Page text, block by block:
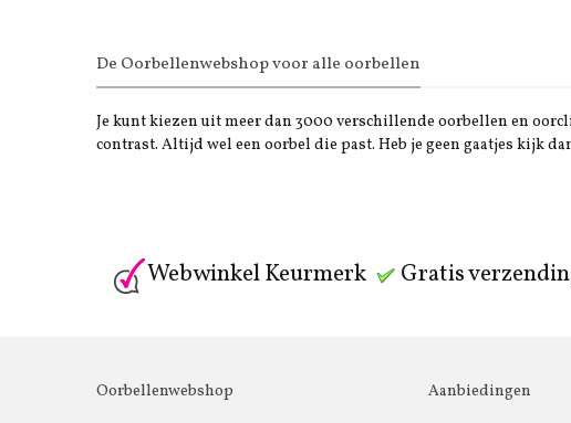
De Oorbellenwebshop voor alle oorbellen
Je kunt kiezen uit meer dan 3000 verschillende oorbellen en
contrast. Altijd wel een oorbel die past. Heb je geen gaatjes kijk
Webwinkel Keurmerk Gratis
Oorbellenwebshop Aanbiedingen